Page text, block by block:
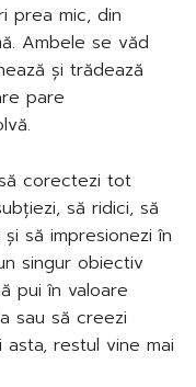
prea mic, din
Ambele se văd
și trădează
pare
corectezi tot
să ridici, să
să impresionezi în
singur obiectiv
pui în valoare
sau să creezi
restul vine mai